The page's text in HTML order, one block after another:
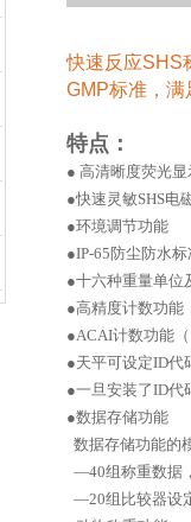
快速反应SHS
GMP标准 ，
特点：
● 高清晰度荧光
●快速灵敏SHS电
●环境调节功能
●IP-65防尘防水标
●十六种重量单位
●高精度计数功能
●ACAI计数功能
●天平可设定ID代
●一旦安装了ID代
●数据存储功能
数据存储功能的
—40组称重数据
—20组比较器设